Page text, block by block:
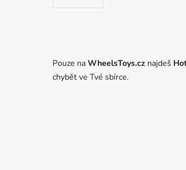
Pouze naWheelsToys.cz najdeš
chybět ve Tvé sbírce.